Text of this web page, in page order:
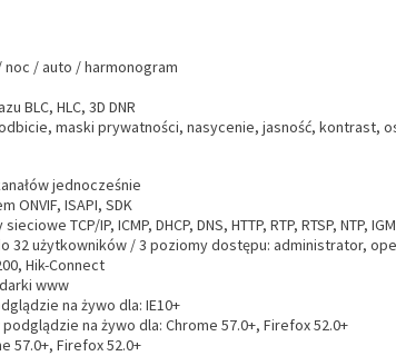
/ auto / harmonogram
BLC, HLC, 3D DNR
maski prywatności, nasycenie, jasność, kontrast,
jednocześnie
ONVIF, ISAPI, SDK
TCP/IP, ICMP, DHCP, DNS, HTTP, RTP, RTSP, NTP,
32 użytkowników / 3 poziomy dostępu: administrator,
Hik-Connect
www
na żywo dla: IE10+
na żywo dla: Chrome 57.0+, Firefox 52.0+
57.0+, Firefox 52.0+